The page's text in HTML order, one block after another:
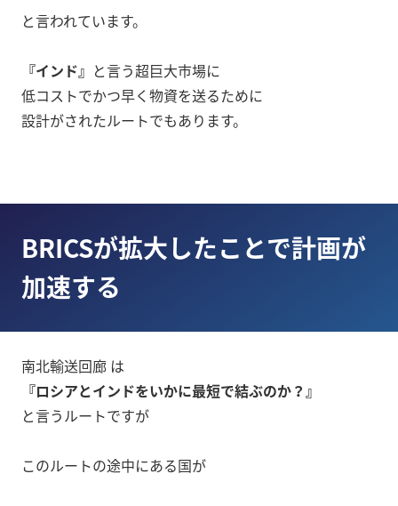
と言われています。
『インド』 と言う超巨大市場に
低コストでかつ早く物資を送るために
設計がされたルートでもあります。
BRICSが拡大したことで計画が
加速する
南北輸送回廊 は
『ロシアとインドをいかに最短で結ぶのか？』
と言うルートですが
このルートの途中にある国が